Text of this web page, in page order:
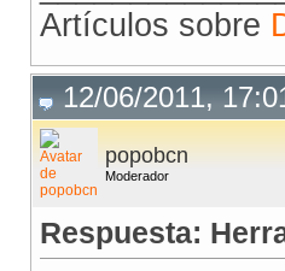
Artículos sobre
12/06/2011,
popobcn
Moderador
Respuesta: